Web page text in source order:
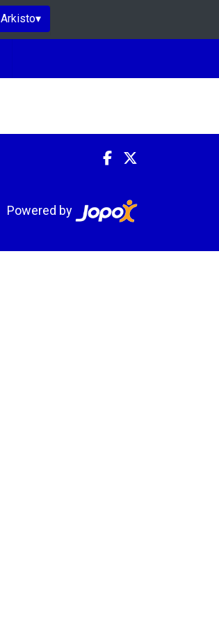
Arkisto▾
Powered by